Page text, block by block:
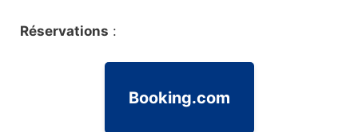
Réservations :
Booking.com